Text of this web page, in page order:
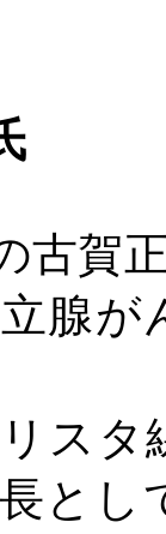
古賀
腺
スタ
と